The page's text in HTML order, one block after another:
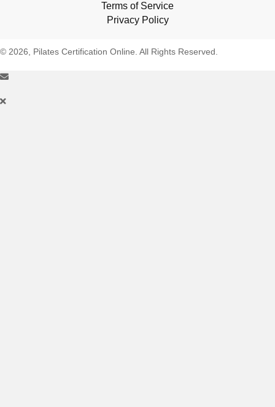
Terms of Service
Privacy Policy
© 2026, Pilates Certification Online. All Rights Reserved.